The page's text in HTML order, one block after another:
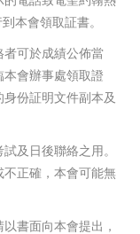
本會領取証書。
可於成績公佈當
會辦事處領取證
份証明文件副本及
及日後聯絡之用。
正確，本會可能無
書面向本會提出，